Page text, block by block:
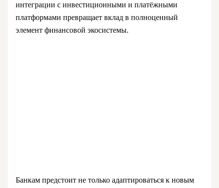
интеграции с инвестиционными и платёжными
платформами превращает вклад в полноценный
элемент финансовой экосистемы.
Банкам предстоит не только адаптироваться к новым